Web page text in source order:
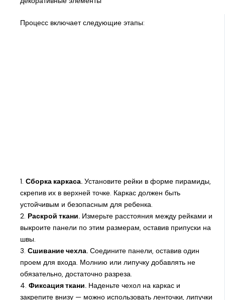
Процесс включает следующие этапы:
1. Сборка каркаса.Установите рейки в форме пирамиды,
скрепив их в верхней точке. Каркас должен быть
устойчивым и безопасным для ребенка.
2. Раскрой ткани.Измерьте расстояния между рейками и
выкроите панели по этим размерам, оставив припуски на
швы.
3. Сшивание чехла.Соедините панели, оставив один
проем для входа. Молнию или липучку добавлять не
обязательно, достаточно разреза.
4. Фиксация ткани.Наденьте чехол на каркас и
закрепите внизу — можно использовать ленточки, липучки